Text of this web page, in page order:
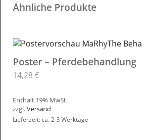
Ähnliche Produkte
Poster – Pferdebehandlung
14,28€
Enthält 19% MwSt.
zzgl.Versand
Lieferzeit: ca. 2-3 Werktage